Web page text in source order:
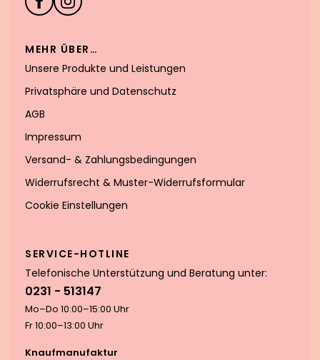
MEHR ÜBER…
Unsere Produkte und Leistungen
Privatsphäre und Datenschutz
AGB
Impressum
Versand- & Zahlungsbedingungen
Widerrufsrecht & Muster-Widerrufsformular
Cookie Einstellungen
SERVICE-HOTLINE
Telefonische Unterstützung und Beratung unter:
0231 - 513147
Mo–Do 10:00–15:00 Uhr
Fr 10:00–13:00 Uhr
Knaufmanufaktur